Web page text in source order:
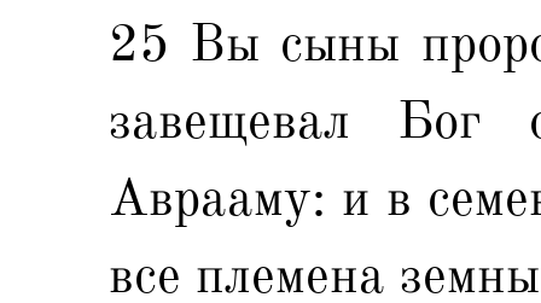
25 Вы сыны
завещевал Бог
Аврааму: и в
все племена